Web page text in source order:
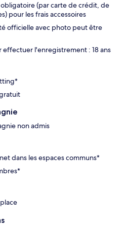
(par carte de crédit, de
pour les frais accessoires
officielle avec photo peut être
l'enregistrement : 18 ans
non admis
dans les espaces communs*